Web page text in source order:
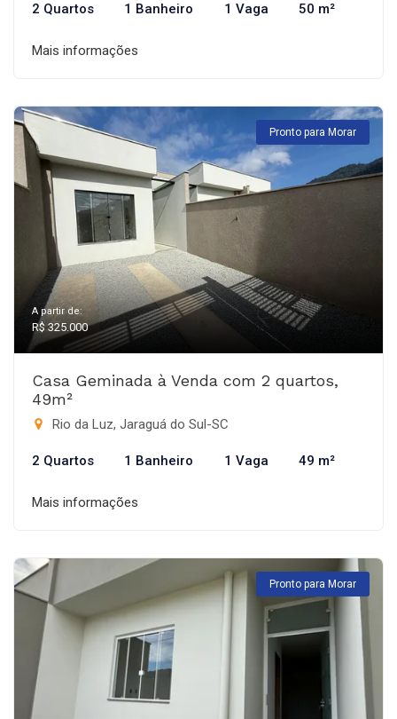
2 Quartos 1 Banheiro 1 Vaga 50 m²
Mais informações
Pronto para Morar
A partir de:
R$ 325.000
Casa Geminada à Venda com 2 quartos,
49m²
Rio da Luz, Jaraguá do Sul-SC
2 Quartos 1 Banheiro 1 Vaga 49 m²
Mais informações
Pronto para Morar